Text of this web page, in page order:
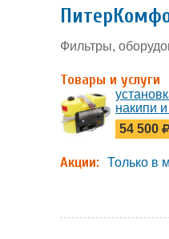
Фильтры,
Товары и услуги
накипи
28
54 500
Акции: Только в